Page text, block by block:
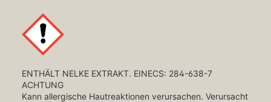
ENTHÄLT NELKE EXTRAKT. EINECS: 284-638-7
ACHTUNG
Kann allergische Hautreaktionen verursachen. Verursacht